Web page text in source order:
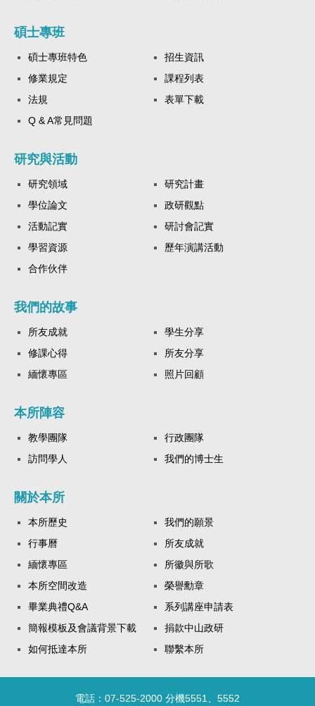
碩士專班
碩士專班特色
招生資訊
修業規定
課程列表
法規
表單下載
Q & A常見問題
研究與活動
研究領域
研究計畫
學位論文
政研觀點
活動記實
研討會記實
學習資源
歷年演講活動
合作伙伴
我們的故事
所友成就
學生分享
修課心得
所友分享
緬懷專區
照片回顧
本所陣容
教學團隊
行政團隊
訪問學人
我們的博士生
關於本所
本所歷史
我們的願景
行事曆
所友成就
緬懷專區
所徽與所歌
本所空間改造
榮譽勳章
畢業典禮Q&A
系列講座申請表
簡報模板及會議背景下載
捐款中山政研
如何抵達本所
聯繫本所
電話：07-525-2000 分機5551、5552